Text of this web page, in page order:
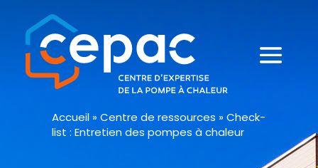
Accueil »Centre de ressources »Check-
list : Entretien des pompes à chaleur